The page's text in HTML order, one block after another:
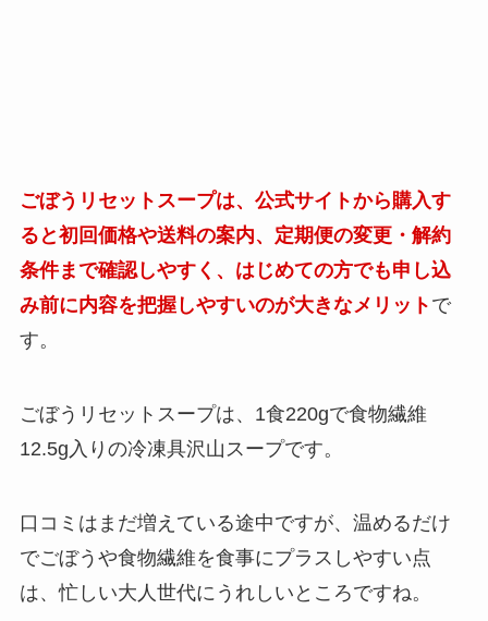
ごぼうリセットスープは、公式サイトから購入す
ると初回価格や送料の案内、定期便の変更・解約
条件まで確認しやすく、はじめての方でも申し込
み前に内容を把握しやすいのが大きなメリット で
す。
ごぼうリセットスープは、1食220gで食物繊維
12.5g入りの冷凍具沢山スープです。
口コミはまだ増えている途中ですが、温めるだけ
でごぼうや食物繊維を食事にプラスしやすい点
は、忙しい大人世代にうれしいところですね。